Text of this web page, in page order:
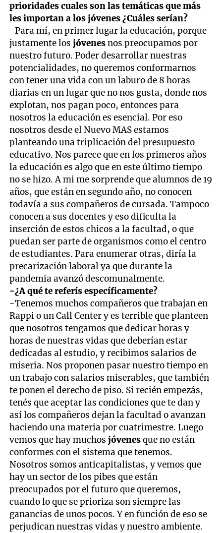
prioridades cuales son las temáticas que más
les importan a los jóvenes ¿Cuáles serían?
-Para mí, en primer lugar la educación, porque
justamente losjóvenesnos preocupamos por
nuestro futuro. Poder desarrollar nuestras
potencialidades, no queremos conformarnos
con tener una vida con un laburo de 8 horas
diarias en un lugar que no nos gusta, donde nos
explotan, nos pagan poco, entonces para
nosotros la educación es esencial. Por eso
nosotros desde el Nuevo MAS estamos
planteando una triplicación del presupuesto
educativo. Nos parece que en los primeros años
la educación es algo que en este último tiempo
no se hizo. A mi me sorprende que alumnos de 19
años, que están en segundo año, no conocen
todavía a sus compañeros de cursada. Tampoco
conocen a sus docentes y eso dificulta la
inserción de estos chicos a la facultad, o que
puedan ser parte de organismos como el centro
de estudiantes. Para enumerar otras, diría la
precarización laboral ya que durante la
pandemia avanzó descomunalmente.
-¿A qué te referís específicamente?
-Tenemos muchos compañeros que trabajan en
Rappi o un Call Center y es terrible que planteen
que nosotros tengamos que dedicar horas y
horas de nuestras vidas que deberían estar
dedicadas al estudio, y recibimos salarios de
miseria. Nos proponen pasar nuestro tiempo en
un trabajo con salarios miserables, que también
te ponen el derecho de piso. Si recién empezás,
tenés que aceptar las condiciones que te dan y
así los compañeros dejan la facultad o avanzan
haciendo una materia por cuatrimestre. Luego
vemos que hay muchosjóvenesque no están
conformes con el sistema que tenemos.
Nosotros somos anticapitalistas, y vemos que
hay un sector de los pibes que están
preocupados por el futuro que queremos,
cuando lo que se prioriza son siempre las
ganancias de unos pocos. Y en función de eso se
perjudican nuestras vidas y nuestro ambiente.